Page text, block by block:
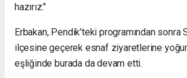
hazırız."
Erbakan, Pendik’teki programından sonra
ilçesine geçerek esnaf ziyaretlerine
eşliğinde burada da devam etti.